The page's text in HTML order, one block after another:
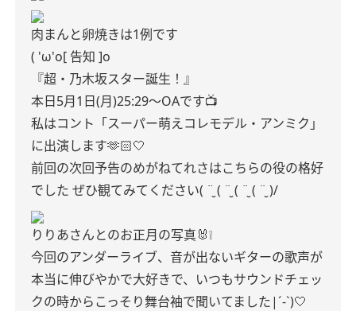
肉まんと卵焼きは1例です
( 'ω'o[ 告知 ]o
『超・乃木坂スター誕生！』
本日5月1日(月)25:29〜OAです📺
私はコント「スーパー萌えコレモデル・アンミク」
に出演します🫶🏻🤍
前回の次回予告のめがねてれさはこちらの役の格好
でした ぜひ観てみてください( ¨̮ ( ¨̮ ( ¨̮ ( ¨̮ )/
りりあさんとのお正月の写真🐰❕
今回のアンダーライブ、音が出ないギターの歌声が
本当に伸びやかで大好きで、いつもサウンドチェッ
クの時からこっそり舞台袖で聞いてました|´-`)🤍